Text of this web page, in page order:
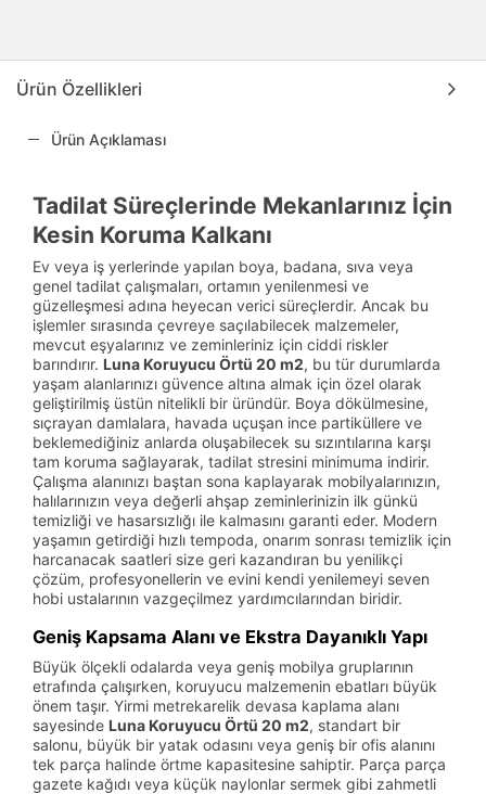
Ürün Özellikleri
Ürün Açıklaması
Tadilat Süreçlerinde Mekanlarınız İçin
Kesin Koruma Kalkanı
Ev veya iş yerlerinde yapılan boya, badana, sıva veya
genel tadilat çalışmaları, ortamın yenilenmesi ve
güzelleşmesi adına heyecan verici süreçlerdir. Ancak bu
işlemler sırasında çevreye saçılabilecek malzemeler,
mevcut eşyalarınız ve zeminleriniz için ciddi riskler
barındırır. Luna Koruyucu Örtü 20 m2, bu tür durumlarda
yaşam alanlarınızı güvence altına almak için özel olarak
geliştirilmiş üstün nitelikli bir üründür. Boya dökülmesine,
sıçrayan damlalara, havada uçuşan ince partiküllere ve
beklemediğiniz anlarda oluşabilecek su sızıntılarına karşı
tam koruma sağlayarak, tadilat stresini minimuma indirir.
Çalışma alanınızı baştan sona kaplayarak mobilyalarınızın,
halılarınızın veya değerli ahşap zeminlerinizin ilk günkü
temizliği ve hasarsızlığı ile kalmasını garanti eder. Modern
yaşamın getirdiği hızlı tempoda, onarım sonrası temizlik için
harcanacak saatleri size geri kazandıran bu yenilikçi
çözüm, profesyonellerin ve evini kendi yenilemeyi seven
hobi ustalarının vazgeçilmez yardımcılarından biridir.
Geniş Kapsama Alanı ve Ekstra Dayanıklı Yapı
Büyük ölçekli odalarda veya geniş mobilya gruplarının
etrafında çalışırken, koruyucu malzemenin ebatları büyük
önem taşır. Yirmi metrekarelik devasa kaplama alanı
sayesinde Luna Koruyucu Örtü 20 m2, standart bir
salonu, büyük bir yatak odasını veya geniş bir ofis alanını
tek parça halinde örtme kapasitesine sahiptir. Parça parça
gazete kağıdı veya küçük naylonlar sermek gibi zahmetli